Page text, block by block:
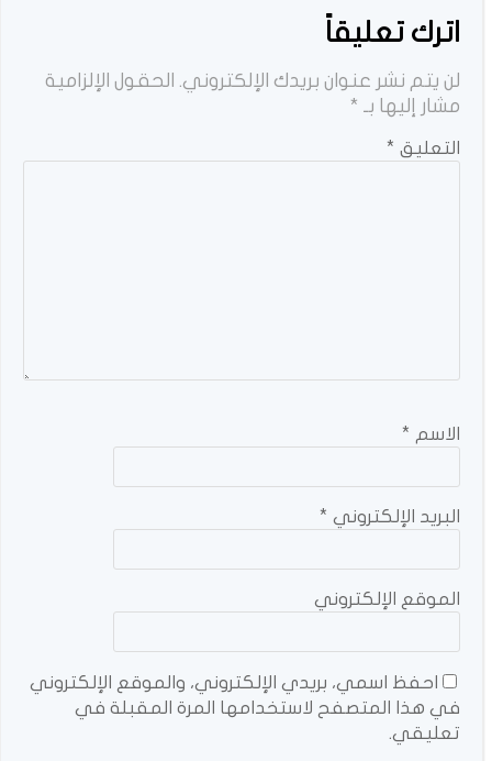
اترك تعليقاً
لن يتم نشر عنوان بريدك الإلكتروني. الحقول الإلزامية
مشار إليها بـ *
التعليق *
الاسم *
البريد الإلكتروني *
الموقع الإلكتروني
احفظ اسمي، بريدي الإلكتروني، والموقع الإلكتروني
في هذا المتصفح لاستخدامها المرة المقبلة في
تعليقي.